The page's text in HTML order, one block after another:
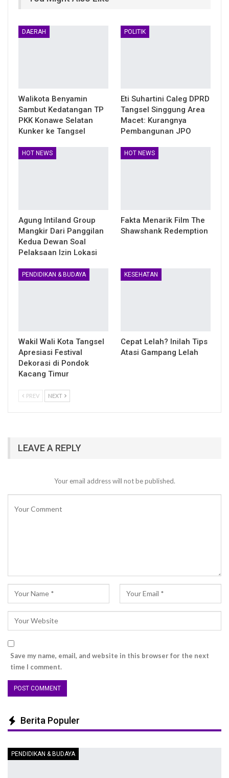
DAERAH
Walikota Benyamin
Sambut Kedatangan TP
PKK Konawe Selatan
Kunker ke Tangsel
POLITIK
Eti Suhartini Caleg DPRD
Tangsel Singgung Area
Macet: Kurangnya
Pembangunan JPO
HOT NEWS
Agung Intiland Group
Mangkir Dari Panggilan
Kedua Dewan Soal
Pelaksaan Izin Lokasi
HOT NEWS
Fakta Menarik Film The
Shawshank Redemption
PENDIDIKAN & BUDAYA
Wakil Wali Kota Tangsel
Apresiasi Festival
Dekorasi di Pondok
Kacang Timur
KESEHATAN
Cepat Lelah? Inilah Tips
Atasi Gampang Lelah
PREV NEXT
LEAVE A REPLY
Your email address will not be published.
Save my name, email, and website in this browser for the next
time I comment.
Berita Populer
PENDIDIKAN & BUDAYA